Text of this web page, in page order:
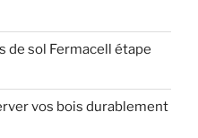
de sol Fermacell étape
vos bois durablement